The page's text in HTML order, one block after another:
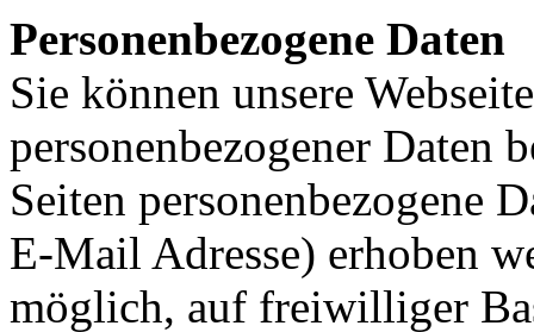
Personenbezogene Daten
Sie können unsere
personenbezogener Daten
Seiten personenbezogene
E-Mail Adresse) erhoben
möglich, auf freiwilliger